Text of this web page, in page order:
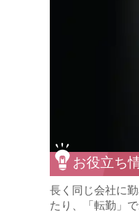
お役立ち
長く同じ会社に
たり、「転勤」